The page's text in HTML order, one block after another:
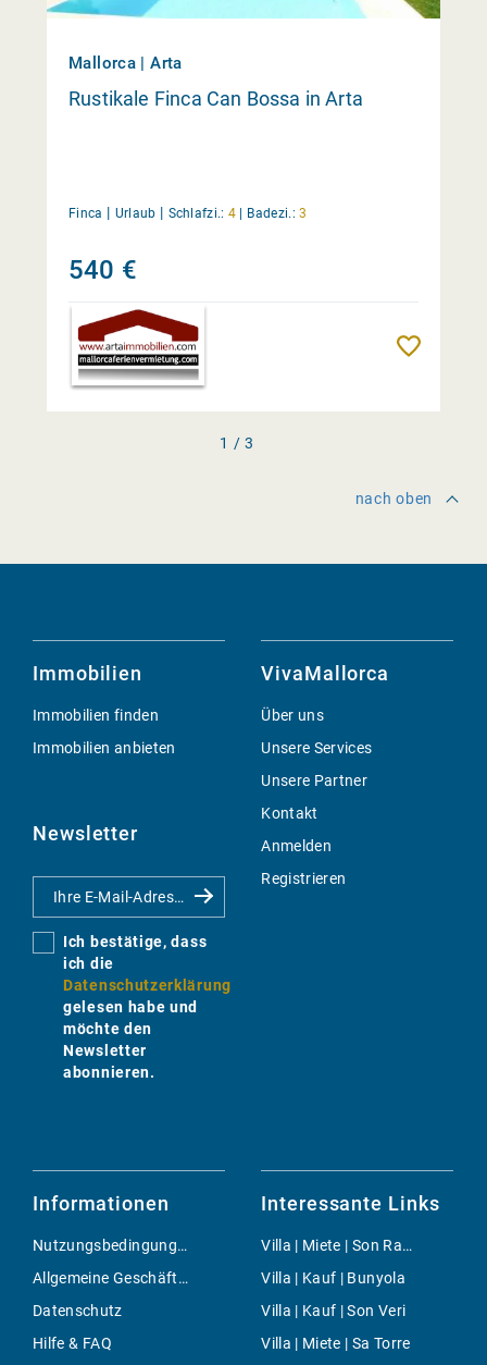
Mallorca | Arta
Rustikale Finca Can Bossa in Arta
Finca | Urlaub | Schlafzi.: 4 | Badezi.: 3
540 €
1 / 3
nach oben
Immobilien
Immobilien finden
Immobilien anbieten
Newsletter
Ich bestätige, dass
ich die
Datenschutzerklärung
gelesen habe und
möchte den
Newsletter
abonnieren.
VivaMallorca
Über uns
Unsere Services
Unsere Partner
Kontakt
Anmelden
Registrieren
Informationen
Nutzungsbedingungen
Allgemeine Geschäftsbedingungen
Datenschutz
Hilfe & FAQ
Interessante Links
Villa | Miete | Son Rapinya
Villa | Kauf | Bunyola
Villa | Kauf | Son Veri
Villa | Miete | Sa Torre